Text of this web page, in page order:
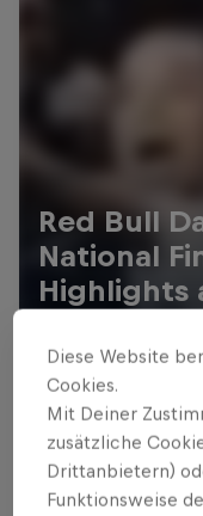
Red Bull
National
Highlights
Diese Website
Cookies.
Mit Deiner
zusätzliche
Drittanbietern)
Funktionsweise